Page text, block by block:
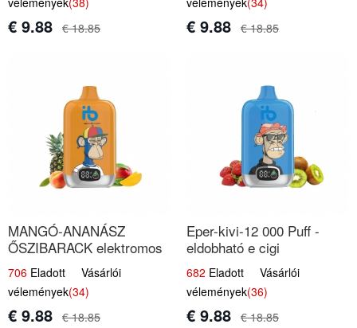
€ 9.88 € 18.85 € 9.88 € 18.85
MANGÓ-ANANÁSZ
ŐSZIBARACK elektromos
cigi – 12 000 befújás
706 Eladott Vásárlói
vélemények(34)
€ 9.88 € 18.85
Eper-kivi-12 000 Puff -
eldobható e cigi
682 Eladott Vásárlói
vélemények(36)
€ 9.88 € 18.85